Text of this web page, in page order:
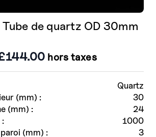
Quartz
(mm) :
30
(mm) :
24
:
1000
(mm) :
3
de quartz OD 30mm
144.00 hors taxes